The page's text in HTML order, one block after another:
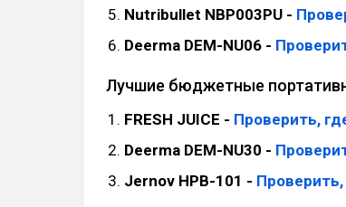
Nutribullet NBP003PU -
Deerma DEM-NU06 -
Лучшие бюджетные
FRESH JUICE - Проверить,
Deerma DEM-NU30 -
Jernov HPB-101 -